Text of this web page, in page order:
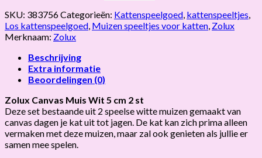
SKU: 383756Categorieën: Kattenspeelgoed kattenspeeltjes
Los kattenspeelgoed Muizen speeltjes voor katten Zolux
Merknaam: Zolux
Beschrijving
Extra informatie
Beoordelingen (0)
Zolux Canvas Muis Wit 5 cm 2 st
Deze set bestaande uit 2 speelse witte muizen gemaakt van
canvas dagen je kat uit tot jagen. De kat kan zich prima alleen
vermaken met deze muizen, maar zal ook genieten als jullie er
samen mee spelen.